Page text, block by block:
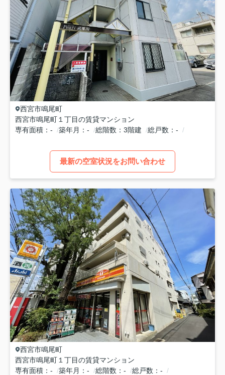
西宮市鳴尾町
西宮市鳴尾町１丁目の賃貸マンション
専有面積
- 築年月 - 総階数 3階建 総戸数 -
最新の空室状況をお問い合わせ
西宮市鳴尾町
西宮市鳴尾町１丁目の賃貸マンション
専有面積
- 築年月 - 総階数 - 総戸数 -